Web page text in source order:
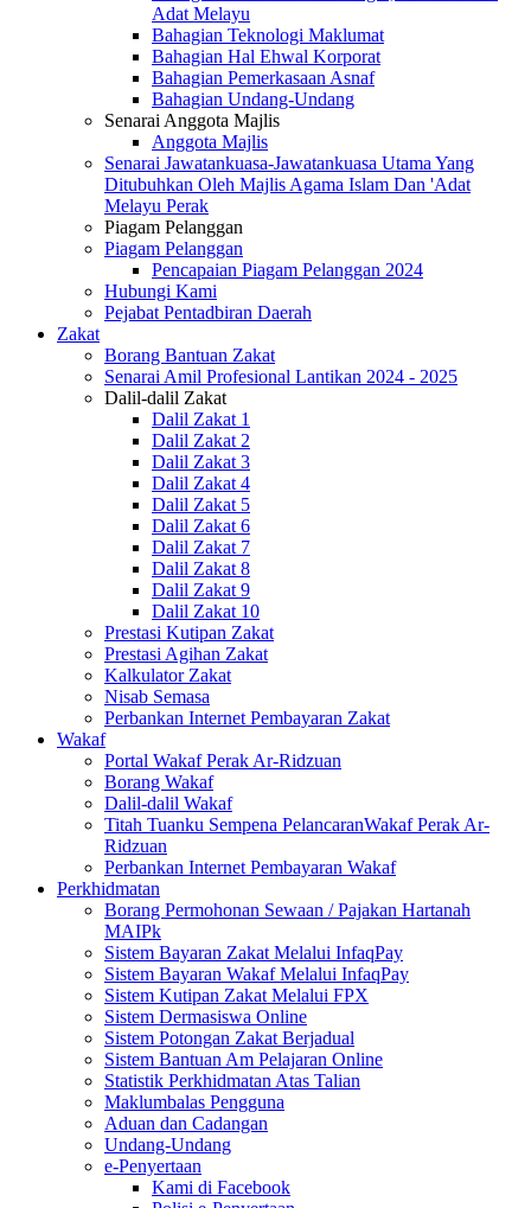
Adat Melayu
Bahagian Teknologi Maklumat
Bahagian Hal Ehwal Korporat
Bahagian Pemerkasaan Asnaf
Bahagian Undang-Undang
Senarai Anggota Majlis
Anggota Majlis
Senarai Jawatankuasa-Jawatankuasa Utama Yang
Ditubuhkan Oleh Majlis Agama Islam Dan 'Adat
Melayu Perak
Piagam Pelanggan
Piagam Pelanggan
Pencapaian Piagam Pelanggan 2024
Hubungi Kami
Pejabat Pentadbiran Daerah
Zakat
Borang Bantuan Zakat
Senarai Amil Profesional Lantikan 2024 - 2025
Dalil-dalil Zakat
Dalil Zakat 1
Dalil Zakat 2
Dalil Zakat 3
Dalil Zakat 4
Dalil Zakat 5
Dalil Zakat 6
Dalil Zakat 7
Dalil Zakat 8
Dalil Zakat 9
Dalil Zakat 10
Prestasi Kutipan Zakat
Prestasi Agihan Zakat
Kalkulator Zakat
Nisab Semasa
Perbankan Internet Pembayaran Zakat
Wakaf
Portal Wakaf Perak Ar-Ridzuan
Borang Wakaf
Dalil-dalil Wakaf
Titah Tuanku Sempena PelancaranWakaf Perak Ar-
Ridzuan
Perbankan Internet Pembayaran Wakaf
Perkhidmatan
Borang Permohonan Sewaan / Pajakan Hartanah
MAIPk
Sistem Bayaran Zakat Melalui InfaqPay
Sistem Bayaran Wakaf Melalui InfaqPay
Sistem Kutipan Zakat Melalui FPX
Sistem Dermasiswa Online
Sistem Potongan Zakat Berjadual
Sistem Bantuan Am Pelajaran Online
Statistik Perkhidmatan Atas Talian
Maklumbalas Pengguna
Aduan dan Cadangan
Undang-Undang
e-Penyertaan
Kami di Facebook